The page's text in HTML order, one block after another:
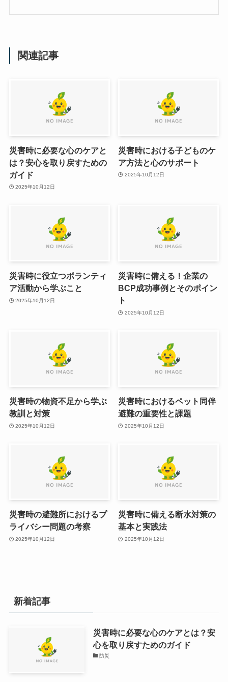
関連記事
災害時に必要な心のケアと
は？安心を取り戻すための
ガイド
2025年10月12日
災害時における子どものケ
ア方法と心のサポート
2025年10月12日
災害時に役立つボランティ
ア活動から学ぶこと
2025年10月12日
災害時に備える！企業の
BCP成功事例とそのポイン
ト
2025年10月12日
災害時の物資不足から学ぶ
教訓と対策
2025年10月12日
災害時におけるペット同伴
避難の重要性と課題
2025年10月12日
災害時の避難所におけるプ
ライバシー問題の考察
2025年10月12日
災害時に備える断水対策の
基本と実践法
2025年10月12日
新着記事
災害時に必要な心のケアとは？安
心を取り戻すためのガイド
防災